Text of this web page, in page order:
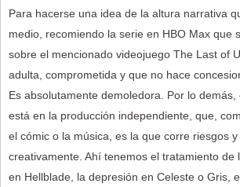
Para hacerse una idea de la altura narrativa
medio, recomiendo la serie en HBO Max que
sobre el mencionado videojuego The Last of
adulta, comprometida y que no hace
Es absolutamente demoledora. Por lo
está en la producción independiente, que,
el cómic o la música, es la que corre riesgos y
creativamente. Ahí tenemos el tratamiento de
en Hellblade, la depresión en Celeste o Gris,